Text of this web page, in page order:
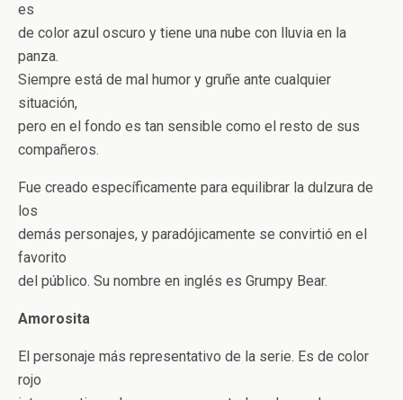
es
de color azul oscuro y tiene una nube con lluvia en la
panza.
Siempre está de mal humor y gruñe ante cualquier
situación,
pero en el fondo es tan sensible como el resto de sus
compañeros.
Fue creado específicamente para equilibrar la dulzura de
los
demás personajes, y paradójicamente se convirtió en el
favorito
del público. Su nombre en inglés es Grumpy Bear.
Amorosita
El personaje más representativo de la serie. Es de color
rojo